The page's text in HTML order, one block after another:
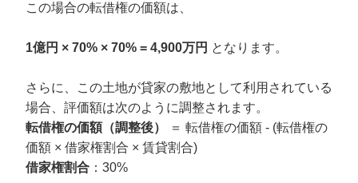
この場合の転借権の価額は、
1億円 × 70% × 70% = 4,900万円 となります。
さらに、この土地が貸家の敷地として利用されている
場合、評価額は次のように調整されます。
転借権の価額（調整後）
＝ 転借権の価額 - (転借権の
価額 × 借家権割合 × 賃貸割合)
借家権割合：30%